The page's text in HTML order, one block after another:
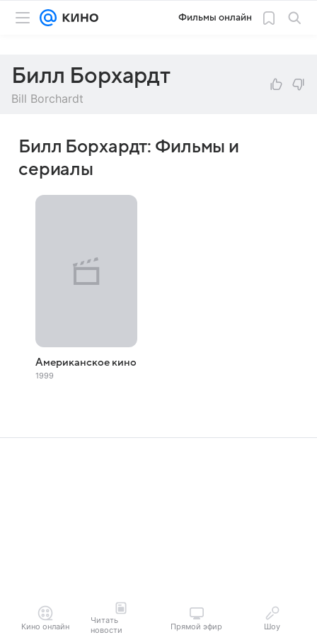
Фильмы онлайн
Билл Борхардт
Bill Borchardt
Билл Борхардт: Фильмы и
сериалы
Американское кино
1999
Кино онлайн
Читать
новости
Прямой эфир Шоу